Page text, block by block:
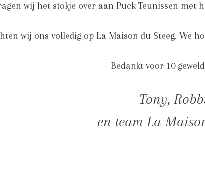
wij het stokje over aan Puck Teunissen met
wij ons volledig op La Maison du Steeg. We
Bedankt voor 10
Tony,
en team La